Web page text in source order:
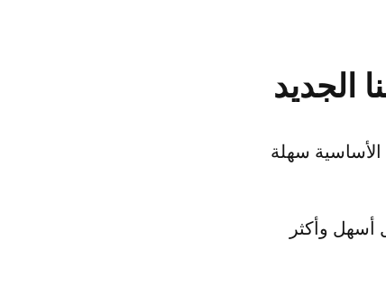
الجديد
سهلة
أسهل وأكثر